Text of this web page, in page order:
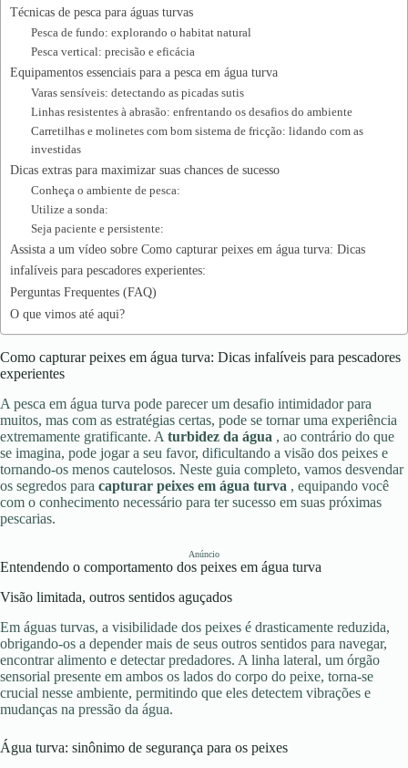
Técnicas de pesca para águas turvas
Pesca de fundo: explorando o habitat natural
Pesca vertical: precisão e eficácia
Equipamentos essenciais para a pesca em água turva
Varas sensíveis: detectando as picadas sutis
Linhas resistentes à abrasão: enfrentando os desafios do ambiente
Carretilhas e molinetes com bom sistema de fricção: lidando com as
investidas
Dicas extras para maximizar suas chances de sucesso
Conheça o ambiente de pesca:
Utilize a sonda:
Seja paciente e persistente:
Assista a um vídeo sobre Como capturar peixes em água turva: Dicas
infalíveis para pescadores experientes:
Perguntas Frequentes (FAQ)
O que vimos até aqui?
Como capturar peixes em água turva: Dicas infalíveis para pescadores
experientes
A pesca em água turva pode parecer um desafio intimidador para
muitos, mas com as estratégias certas, pode se tornar uma experiência
extremamente gratificante. A turbidez da água , ao contrário do que
se imagina, pode jogar a seu favor, dificultando a visão dos peixes e
tornando-os menos cautelosos. Neste guia completo, vamos desvendar
os segredos para capturar peixes em água turva , equipando você
com o conhecimento necessário para ter sucesso em suas próximas
pescarias.
Anúncio
Entendendo o comportamento dos peixes em água turva
Visão limitada, outros sentidos aguçados
Em águas turvas, a visibilidade dos peixes é drasticamente reduzida,
obrigando-os a depender mais de seus outros sentidos para navegar,
encontrar alimento e detectar predadores. A linha lateral, um órgão
sensorial presente em ambos os lados do corpo do peixe, torna-se
crucial nesse ambiente, permitindo que eles detectem vibrações e
mudanças na pressão da água.
Água turva: sinônimo de segurança para os peixes